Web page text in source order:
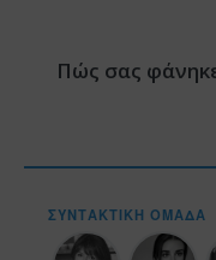
Πώς σας
ΣΥΝΤΑΚΤΙΚΉ ΟΜΆΔΑ